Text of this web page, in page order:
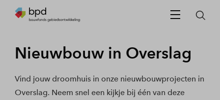
Nieuwbouw in Overslag
Vind jouw droomhuis in onze nieuwbouwprojecten in
Overslag. Neem snel een kijkje bij één van deze